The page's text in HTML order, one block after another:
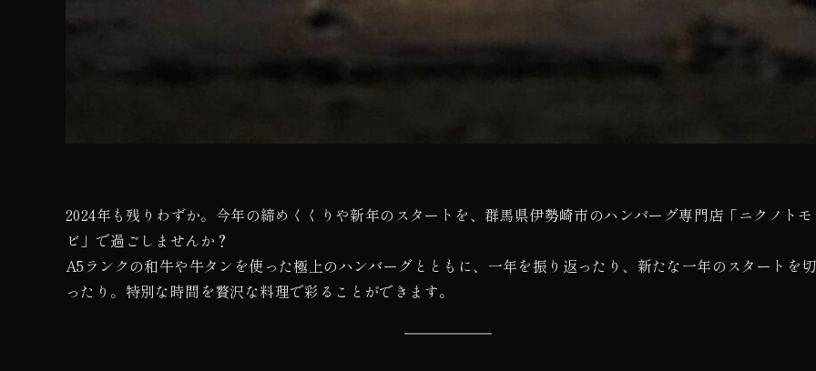
2024年も残りわずか。今年の締めくくりや新年のスタートを、群馬県伊勢崎市のハンバーグ専門店「ニクノト
ビ」で過ごしませんか？
A5ランクの和牛や牛タンを使った極上のハンバーグとともに、一年を振り返ったり、新たな一年のスタートを切
ったり。特別な時間を贅沢な料理で彩ることができます。